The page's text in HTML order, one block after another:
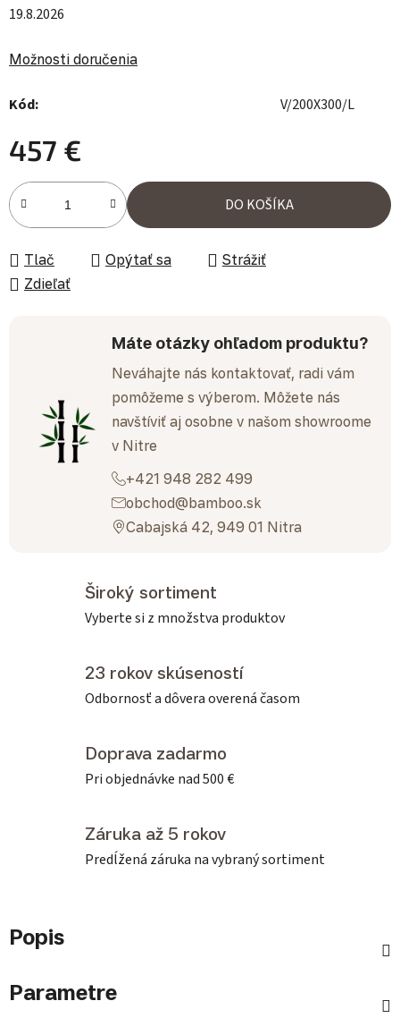
19.8.2026
Možnosti doručenia
Kód: V/200X300/L
457 €
Jednotková cena:
DO KOŠÍKA
Tlač Opýtať sa
Strážiť
Zdieľať
Máte otázky ohľadom produktu?
Neváhajte nás kontaktovať, radi vám
pomôžeme s výberom. Môžete nás
navštíviť aj osobne v našom showroome
v Nitre
+421 948 282 499
obchod@bamboo.sk
Cabajská 42, 949 01 Nitra
Široký sortiment
Vyberte si z množstva produktov
23 rokov skúseností
Odbornosť a dôvera overená časom
Doprava zadarmo
Pri objednávke nad 500 €
Záruka až 5 rokov
Predĺžená záruka na vybraný sortiment
Popis
Parametre